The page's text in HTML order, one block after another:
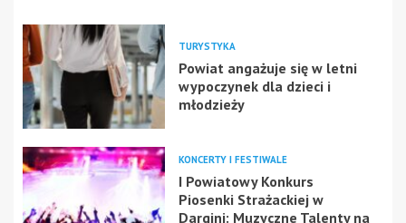
TURYSTYKA
Powiat angażuje się w letni
wypoczynek dla dzieci i
młodzieży
KONCERTY I FESTIWALE
I Powiatowy Konkurs
Piosenki Strażackiej w
Dargini: Muzyczne Talenty na